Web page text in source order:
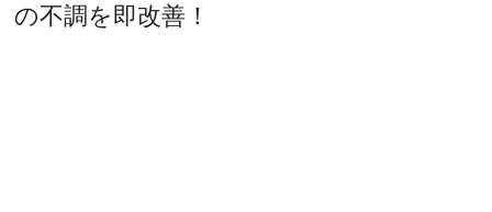
の不調を即改善！